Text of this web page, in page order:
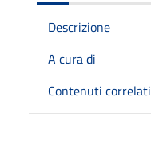
Descrizione
A cura di
Contenuti correlati